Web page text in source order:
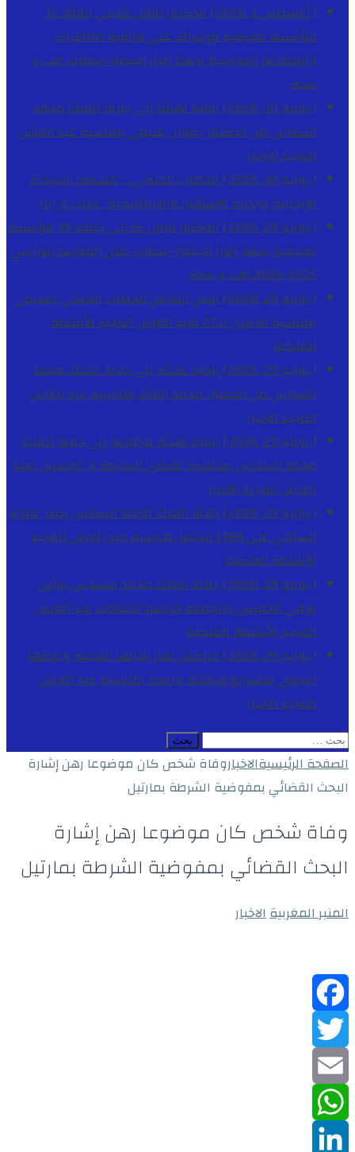
[ أغسطس 1, 2026 ]
الدكتور نوفل كديلي يتفقد 12
مؤسسة تعليمية للإشراف على مراقبة الداخليات
والمطاعم المدرسية بجهة الدار البيضاء-سطاتطب و
صحة
[ يوليو 30, 2026 ]
برقية تهنئة الى جلالة الملك محمد
السادس من الدكتور رضوان غنيمي بمناسبة عيد العرش
المجيدالاخبار
[ يوليو 30, 2026 ]
الخطاب الملكي .. “فلسفة السيادة
الإيجابية وجدلية الاستقرار والديناميكية”كتاب و اراء
[ يوليو 29, 2026 ]
الدكتور نوفل كديلي يتفقد 39 مؤسسة
تعليمية بجهة الدار البيضاء-سطات خلال الموسم الدراسي
2025-2026
طب و صحة
[ يوليو 29, 2026 ]
النص الكامل للخطاب الملكي السامي
بمناسبة الذكرى الـ27 لعيد العرش المجيد
الأنشطة
الملكية
[ يوليو 29, 2026 ]
برقية تهنئة الى جلالة الملك محمد
السادس من الدكتور محمد الفائد بمناسبة عيد العرش
المجيدالاخبار
[ يوليو 29, 2026 ]
برقية تهنئة مرفوعة إلى جلالة الملك
محمد السادس بمناسبة الذكرى السابعة و العشرين لعيد
العرش المجيدالاخبار
[ يوليو 29, 2026 ]
جلالة الملك محمد السادس يصدر عفوه
السامي على 1788 شخصا بمناسبة عيد العرش المجيد
الأنشطة الملكية
[ يوليو 29, 2026 ]
جلالة الملك محمد السادس يترأس
يومي الخميس والجمعة مراسم احتفالات عيد العرش
المجيدالأنشطة الملكية
[ يوليو 29, 2026 ]
مراكش تعزز بنياتها التحتية وعرضها
التربوي بمشاريع هيكلية واعدة بمناسبة عيد العرش
المجيدالاخبار
البحث
عن:
الصفحة الرئيسيةالاخباروفاة شخص كان موضوعا رهن إشارة
البحث القضائي بمفوضية الشرطة بمارتيل
وفاة شخص كان موضوعا رهن إشارة
البحث القضائي بمفوضية الشرطة بمارتيل
المنبر المغربيةالاخبار
Facebook
Twitter
Email
WhatsApp